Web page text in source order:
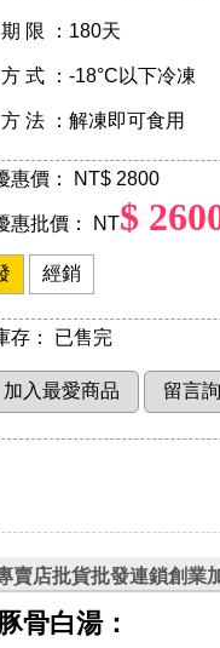
限 ：180天
式 ：-18°C以下冷凍
法 ：解凍即可食用
惠價： NT$ 2800
惠批價： NT$
經銷
存： 已售完
賣店批貨批發連鎖創業
骨白湯：